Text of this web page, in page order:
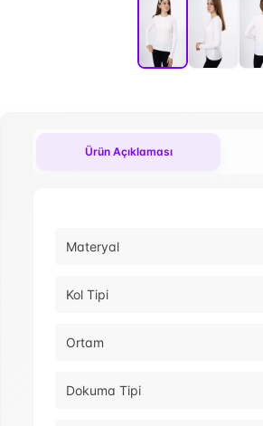
Ürün Açıklaması
Materyal
Kol Tipi
Ortam
Dokuma Tipi